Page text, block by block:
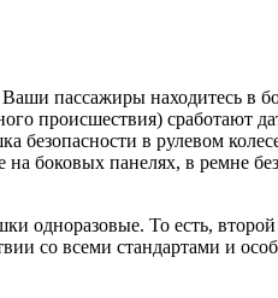
пассажиры находитесь в
происшествия) сработают
в рулевом
боковых панелях, в ремне
одноразовые. То есть,
со всеми стандартами и